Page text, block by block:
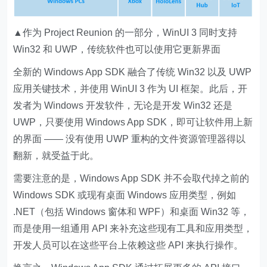
▲作为 Project Reunion 的一部分，WinUI 3 同时支持
Win32 和 UWP，传统软件也可以使用它更新界面
全新的 Windows App SDK 融合了传统 Win32 以及 UWP
应用关键技术，并使用 WinUI 3 作为 UI 框架。此后，开
发者为 Windows 开发软件，无论是开发 Win32 还是
UWP，只要使用 Windows App SDK，即可让软件用上新
的界面 —— 没有使用 UWP 重构的文件资源管理器得以
翻新，就受益于此。
需要注意的是，Windows App SDK 并不会取代掉之前的
Windows SDK 或现有桌面 Windows 应用类型，例如
.NET（包括 Windows 窗体和 WPF）和桌面 Win32 等，
而是使用一组通用 API 来补充这些现有工具和应用类型，
开发人员可以在这些平台上依赖这些 API 来执行操作。